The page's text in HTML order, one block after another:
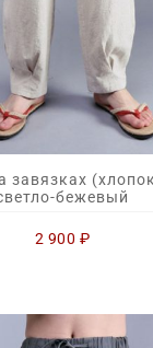
завязках
бежевый
2 900 ₽